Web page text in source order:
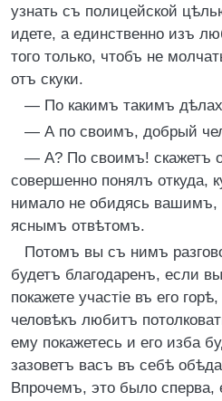
узнать съ полицейской
идете, а единственно изъ
того только, чтобъ не
отъ скуки.
— По какимъ такимъ
— А по своимъ, добрый
— А? По своимъ! скажетъ
совершенно понялъ откуда,
нимало не обидясь вашимъ,
яснымъ отвѣтомъ.
Потомъ вы съ нимъ
будетъ благодаренъ, если
покажете участіе въ его
человѣкъ любитъ
ему покажетесь и его изба
зазоветъ васъ въ себѣ
Впрочемъ, это было